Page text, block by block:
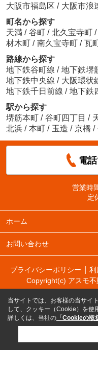
大阪市福島区 / 大阪市浪
町名から探す
天満 / 谷町 / 北久宝寺町 /
材木町 / 南久宝寺町 / 瓦
路線から探す
地下鉄谷町線 / 地下鉄堺
地下鉄中央線 / 大阪環状
地下鉄千日前線 / 地下鉄
駅から探す
堺筋本町 / 谷町四丁目 /
北浜 / 本町 / 玉造 / 京橋 /
電
営業時
定
ホーム
お問い合わせ
プライバシーポリシー 利
Copyright(c) アスモ
当サイトでは、お客様の当サイ
して、クッキー（Cookie）を使
詳しくは、当社の 「Cookieの取